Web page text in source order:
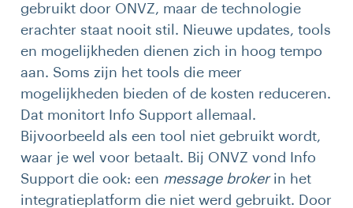
gebruikt door ONVZ, maar de technologie
erachter staat nooit stil. Nieuwe updates, tools
en mogelijkheden dienen zich in hoog tempo
aan. Soms zijn het tools die meer
mogelijkheden bieden of de kosten reduceren.
Dat monitort Info Support allemaal.
Bijvoorbeeld als een tool niet gebruikt wordt,
waar je wel voor betaalt. Bij ONVZ vond Info
Support die ook: een message brokerin het
integratieplatform die niet werd gebruikt. Door